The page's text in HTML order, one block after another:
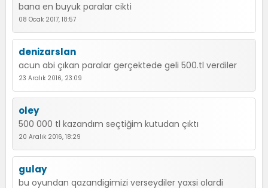
bana en buyuk paralar cikti
08 Ocak 2017, 18:57
denizarslan
acun abi çıkan paralar gerçektede geli 500.tl verdiler
23 Aralık 2016, 23:09
oley
500 000 tl kazandım seçtiğim kutudan çıktı
20 Aralık 2016, 18:29
gulay
bu oyundan qazandigimizi verseydiler yaxsi olardi